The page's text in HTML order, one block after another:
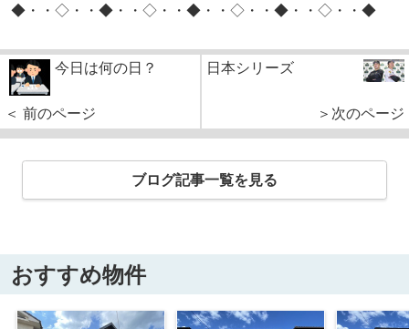
◆・・◇・・◆・・◇・・◆・・◇・・◆・・◇・・◆
今日は何の日？
＜ 前のページ
日本シリーズ
＞次のページ
ブログ記事一覧を見る
おすすめ物件